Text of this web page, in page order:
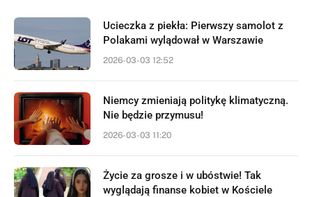
Ucieczka z piekła: Pierwszy samolot z
Polakami wylądował w Warszawie
2026-03-03 12:52
Niemcy zmieniają politykę klimatyczną.
Nie będzie przymusu!
2026-03-03 11:20
Życie za grosze i w ubóstwie! Tak
wyglądają finanse kobiet w Kościele